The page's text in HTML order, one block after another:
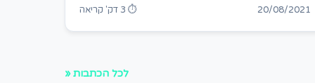
20/08/2021 ⏱ 3 דק' קריאה
לכל הכתבות «